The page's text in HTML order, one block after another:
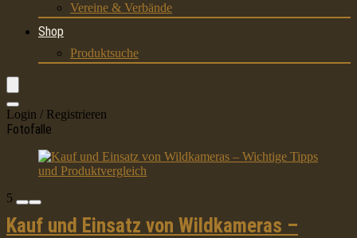
Vereine & Verbände
Shop
Produktsuche
Login / Registrieren
Fotofalle
5
Kauf und Einsatz von Wildkameras –